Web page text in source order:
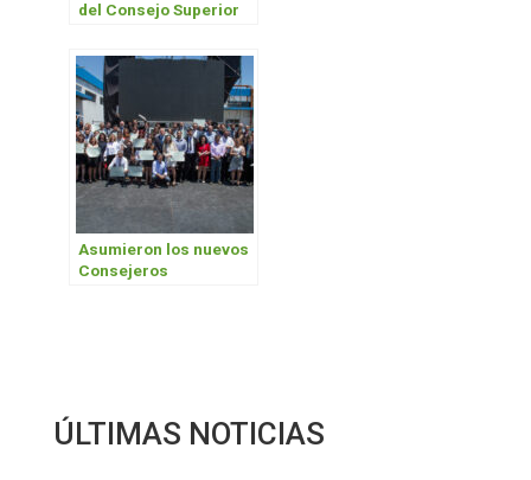
del Consejo Superior
Asumieron los nuevos
Consejeros
ÚLTIMAS NOTICIAS